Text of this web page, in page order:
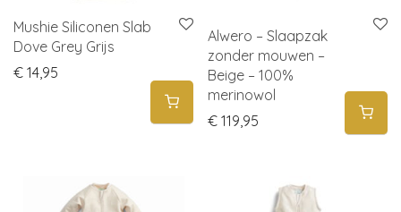
Mushie Siliconen Slab
Dove Grey Grijs
€ 14,95
Alwero – Slaapzak
zonder mouwen –
Beige – 100%
merinowol
€ 119,95